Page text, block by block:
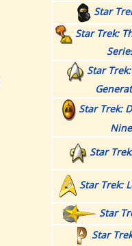
Star
Star Trek:
Star
Star Trek:
Nine
Star
Star Trek:
Star
Star